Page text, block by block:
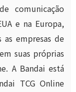
comunicação
e na Europa,
empresas de
suas próprias
A Bandai está
TCG Online